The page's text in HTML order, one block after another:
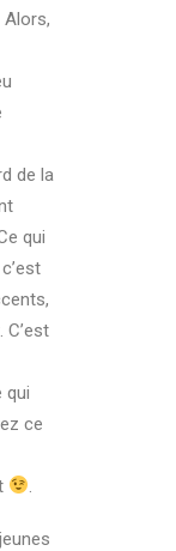
de la
qui
qui
ce
.